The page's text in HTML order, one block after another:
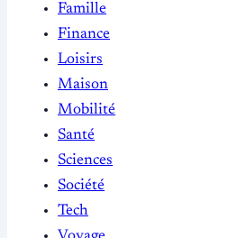
Famille
Finance
Loisirs
Maison
Mobilité
Santé
Sciences
Société
Tech